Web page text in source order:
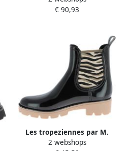
Door M. Belarbi Zanna
€ 90,93
Les tropeziennes par M.
Belarbi Noura-enkellaarsjes
2 webshops